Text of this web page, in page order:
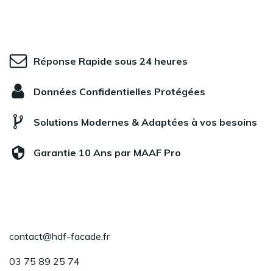
Réponse Rapide sous 24 heures
Données Confidentielles Protégées
Solutions Modernes & Adaptées à vos besoins
Garantie 10 Ans par MAAF Pro
contact@hdf-facade.fr
03 75 89 25 74